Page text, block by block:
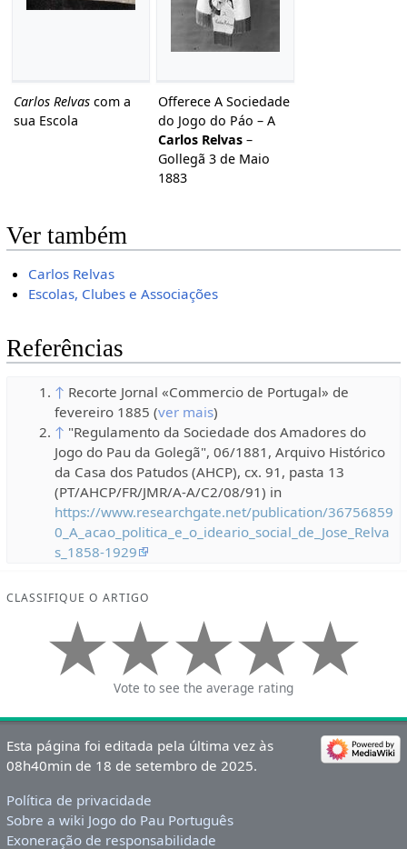
Carlos Relvascom a
sua Escola
Offerece A Sociedade
do Jogo do Páo – A
Carlos Relvas–
Gollegã 3 de Maio
1883
Ver também
Carlos Relvas
Escolas, Clubes e Associações
Referências
↑ Recorte Jornal «Commercio de Portugal» de
fevereiro 1885 (ver mais)
↑ "Regulamento da Sociedade dos Amadores do
Jogo do Pau da Golegã", 06/1881, Arquivo Histórico
da Casa dos Patudos (AHCP), cx. 91, pasta 13
(PT/AHCP/FR/JMR/A-A/C2/08/91) in
https://www.researchgate.net/publication/36756859
0_A_acao_politica_e_o_ideario_social_de_Jose_Relva
s_1858-1929
CLASSIFIQUE O ARTIGO
Vote to see the average rating
Esta página foi editada pela última vez às
08h40min de 18 de setembro de 2025.
Política de privacidade
Sobre a wiki Jogo do Pau Português
Exoneração de responsabilidade